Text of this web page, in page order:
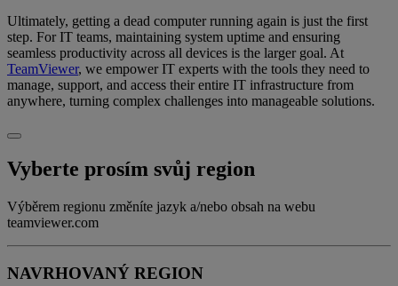
Ultimately, getting a dead computer running again is just the first
step. For IT teams, maintaining system uptime and ensuring
seamless productivity across all devices is the larger goal. At
TeamViewer, we empower IT experts with the tools they need to
manage, support, and access their entire IT infrastructure from
anywhere, turning complex challenges into manageable solutions.
Vyberte prosím svůj region
Výběrem regionu změníte jazyk a/nebo obsah na webu
teamviewer.com
NAVRHOVANÝ REGION